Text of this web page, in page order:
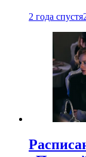
2 года спустя